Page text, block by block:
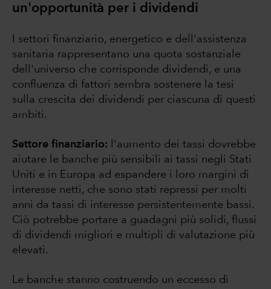
un'opportunità per i dividendi
I settori finanziario, energetico e dell'assistenza
sanitaria rappresentano una quota sostanziale
dell'universo che corrisponde dividendi, e una
confluenza di fattori sembra sostenere la tesi
sulla crescita dei dividendi per ciascuna di questi
ambiti.
Settore finanziario: l'aumento dei tassi dovrebbe
aiutare le banche più sensibili ai tassi negli Stati
Uniti e in Europa ad espandere i loro margini di
interesse netti, che sono stati repressi per molti
anni da tassi di interesse persistentemente bassi.
Ciò potrebbe portare a guadagni più solidi, flussi
di dividendi migliori e multipli di valutazione più
elevati.
Le banche stanno costruendo un eccesso di